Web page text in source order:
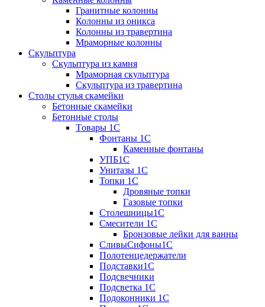
Гранитные колонны
Колонны из оникса
Колонны из травертина
Мраморные колонны
Скульптура
Скульптура из камня
Мраморная скульптура
Скульптура из травертина
Столы стулья скамейки
Бетонные скамейки
Бетонные столы
Tовары 1C
Фонтаны 1C
Каменные фонтаны
УПБ1С
Унитазы 1С
Топки 1С
Дровяные топки
Газовые топки
Столешницы1С
Смесители 1С
Бронзовые лейки для ванны
СливыСифоны1С
Полотенцедержатели
Подставки1С
Подсвечники
Подсветка 1С
Подоконники 1С